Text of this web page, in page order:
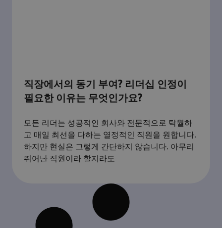
직장에서의 동기 부여? 리더십 인정이
필요한 이유는 무엇인가요?
모든 리더는 성공적인 회사와 전문적으로 탁월하
고 매일 최선을 다하는 열정적인 직원을 원합니다.
하지만 현실은 그렇게 간단하지 않습니다. 아무리
뛰어난 직원이라 할지라도